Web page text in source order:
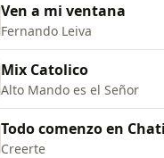
Ven a mi ventana
Fernando Leiva
Mix Catolico
Alto Mando es el Señor
Todo comenzo en
Creerte